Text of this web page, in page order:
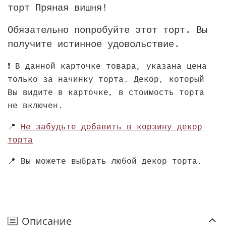
торт Пряная вишня!
Обязательно попробуйте этот торт. Вы
получите истинное удовольствие.
❗ В данной карточке товара, указана цена
только за начинку торта. Декор, который
Вы видите в карточке, в стоимость торта
не включен.
📍 Не забудьте добавить в корзину декор
торта
📍 Вы можете выбрать любой декор торта.
Описание